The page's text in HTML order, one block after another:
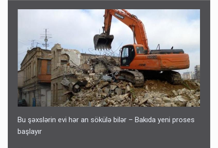
Bu şəxslərin evi hər an sökülə bilər – Bakıda yeni proses
başlayır